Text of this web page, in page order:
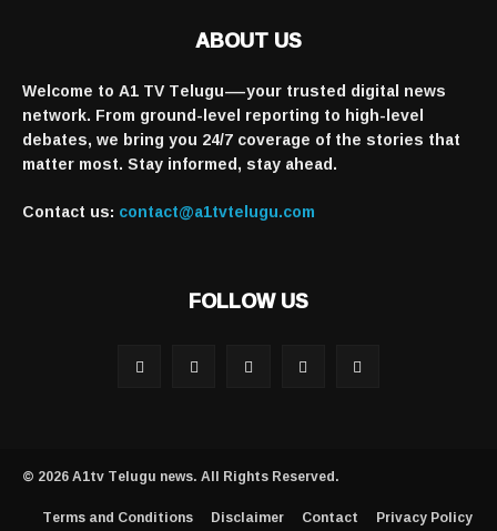
ABOUT US
Welcome to A1 TV Telugu—your trusted digital news
network. From ground-level reporting to high-level
debates, we bring you 24/7 coverage of the stories that
matter most. Stay informed, stay ahead.
Contact us: contact@a1tvtelugu.com
FOLLOW US
© 2026 A1tv Telugu news. All Rights Reserved.
Terms and Conditions
Disclaimer Contact Privacy Policy